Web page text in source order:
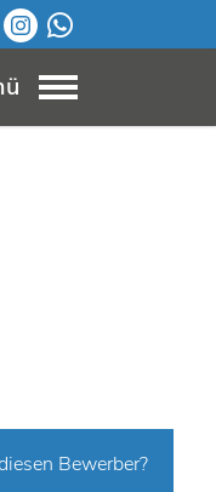
Bewerber?